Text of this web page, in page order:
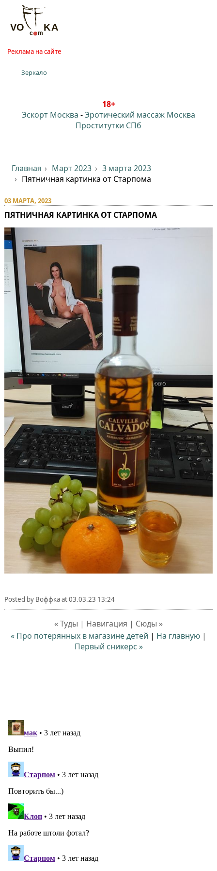
Реклама на сайте
Зеркало
18+
Эскорт Москва -Эротический массаж Москва
Проститутки СПб
Главная Март 2023
3 марта 2023
Пятничная картинка от Старпома
03 МАРТА, 2023
ПЯТНИЧНАЯ КАРТИНКА ОТ СТАРПОМА
Posted by Воффкаat03.03.23 13:24
« Туды | Навигация | Сюды »
« Про потерянных в магазине детей | На главную |
Первый сникерс »